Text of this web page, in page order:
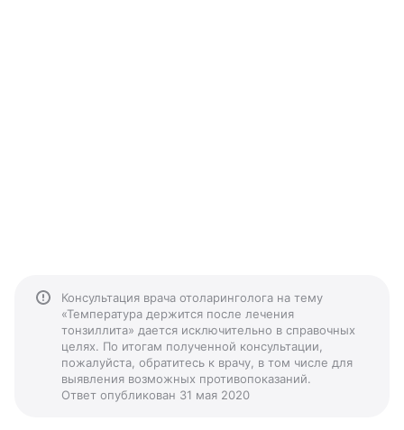
Консультация врача отоларинголога на тему
«Температура держится после лечения
тонзиллита» дается исключительно в справочных
целях. По итогам полученной консультации,
пожалуйста, обратитесь к врачу, в том числе для
выявления возможных противопоказаний.
Ответ опубликован 31 мая 2020